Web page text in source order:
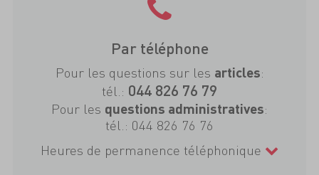
Par téléphone
Pour les questions sur les articles:
tél.: 044 826 76 79
Pour les questions administratives:
tél.: 044 826 76 76
Heures de permanence téléphonique